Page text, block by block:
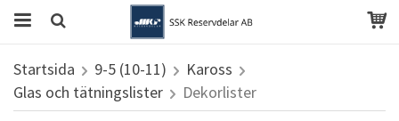
Startsida 9-5 (10-11)
Kaross
Glas och tätningslister
Dekorlister